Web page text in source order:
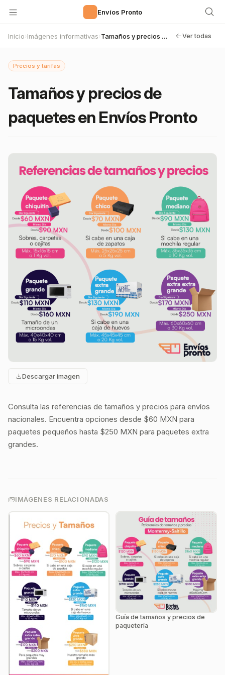
Envíos Pronto
Inicio› Imágenes informativas› Tamaños y precios de paquetes en Envíos Pronto Ver todas
Precios y tarifas
Tamaños y precios de
paquetes en Envíos Pronto
Descargar imagen
Consulta las referencias de tamaños y precios para envíos
nacionales. Encuentra opciones desde $60 MXN para
paquetes pequeños hasta $250 MXN para paquetes extra
grandes.
IMÁGENES RELACIONADAS
Guía de tamaños y precios de
paquetería